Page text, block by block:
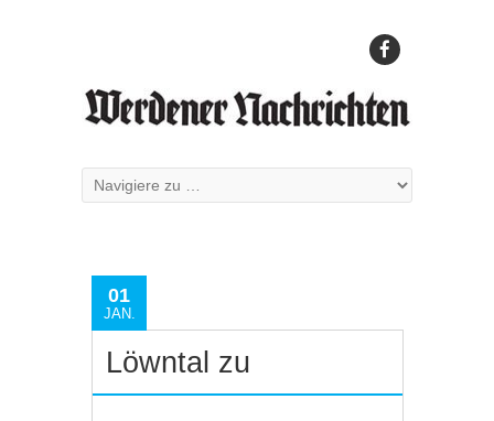
01
JAN.
Löwntal zu